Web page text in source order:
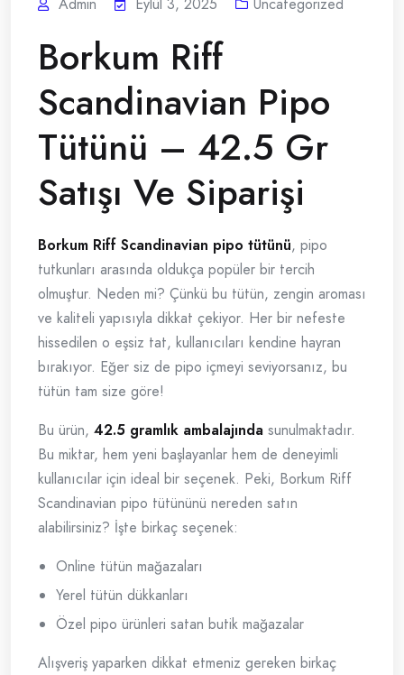
Admin Eylül 3, 2025 Uncategorized
Borkum Riff
Scandinavian Pipo
Tütünü – 42.5 Gr
Satışı Ve Siparişi
Borkum Riff Scandinavian pipo tütünü, pipo
tutkunları arasında oldukça popüler bir tercih
olmuştur. Neden mi? Çünkü bu tütün, zengin aroması
ve kaliteli yapısıyla dikkat çekiyor. Her bir nefeste
hissedilen o eşsiz tat, kullanıcıları kendine hayran
bırakıyor. Eğer siz de pipo içmeyi seviyorsanız, bu
tütün tam size göre!
Bu ürün, 42.5 gramlık ambalajında sunulmaktadır.
Bu miktar, hem yeni başlayanlar hem de deneyimli
kullanıcılar için ideal bir seçenek. Peki, Borkum Riff
Scandinavian pipo tütününü nereden satın
alabilirsiniz? İşte birkaç seçenek:
Online tütün mağazaları
Yerel tütün dükkanları
Özel pipo ürünleri satan butik mağazalar
Alışveriş yaparken dikkat etmeniz gereken birkaç